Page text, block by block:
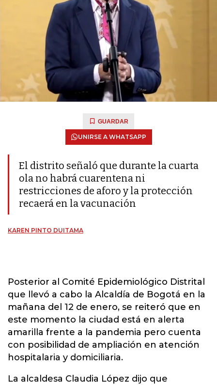
GUARDAR
UNIRSE A WHATSAPP
El distrito señaló que durante la cuarta
ola no habrá cuarentena ni
restricciones de aforo y la protección
recaerá en la vacunación
KAREN PINTO DUITAMA
Posterior al Comité Epidemiológico Distrital
que llevó a cabo la Alcaldía de Bogotá en la
mañana del 12 de enero, se reiteró que en
este momento la ciudad está en alerta
amarilla frente a la pandemia pero cuenta
con posibilidad de ampliación en atención
hospitalaria y domiciliaria.
La alcaldesa Claudia López dijo que